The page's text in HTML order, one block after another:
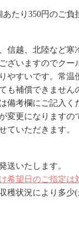
たり350円のご負
信越、北陸など
ざいますのでクー
やすいです。常温
も補償できません
備考欄にご記入く
変更になりますの
ていただきます。
送いたします。
希望日のご指定は
穫状況により多少(